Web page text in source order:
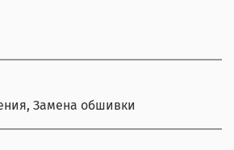
Замена обшивки